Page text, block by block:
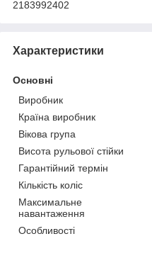
2183992402
Характеристики
Основні
Виробник
Країна виробник
Вікова група
Висота рульової стійки
Гарантійний термін
Кількість коліс
Максимальне
навантаження
Особливості